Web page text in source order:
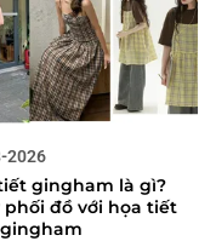
2026
gingham là gì?
phối đồ với họa tiết